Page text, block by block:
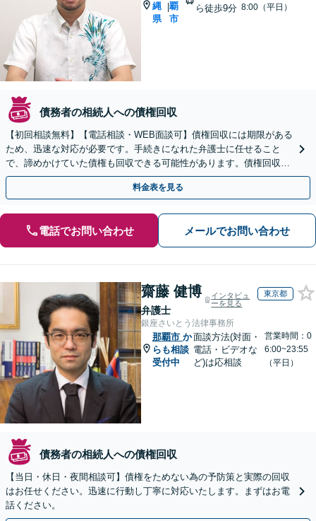
縄
県
|覇
市
ら徒歩9分 8:00（平日）
債務者の相続人への債権回収
【初回相談無料】【電話相談・WEB面談可】債権回収には期限がある
ため、迅速な対応が必要です。手続きになれた弁護士に任せること
で、諦めかけていた債権も回収できる可能性があります。債権回収に
時間がかかっている場合は、お早めにご相談ください。
料金表を見る
電話でお問い合わせ メールでお問い合わせ
齋藤 健博
弁護士
インタビュ
ーを見る
東京都
銀座さいとう法律事務所
那覇市 か
らも相談
受付中
面談方法(対面・
電話・ビデオな
ど)は応相談
営業時間：0
6:00~23:55
（平日）
債務者の相続人への債権回収
【当日・休日・夜間相談可】債権をためない為の予防策と実際の回収
はお任せください。迅速に行動し丁寧に対応いたします。まずはお電
話ください。